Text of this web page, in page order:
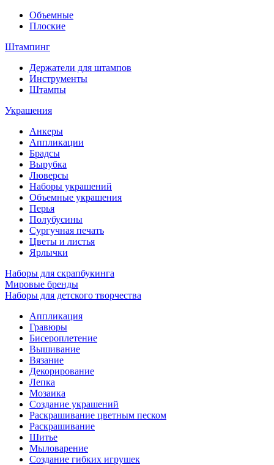
Объемные
Плоские
Штампинг
Держатели для штампов
Инструменты
Штампы
Украшения
Анкеры
Аппликации
Брадсы
Вырубка
Люверсы
Наборы украшений
Объемные украшения
Перья
Полубусины
Сургучная печать
Цветы и листья
Ярлычки
Наборы для скрапбукинга
Мировые бренды
Наборы для детского творчества
Аппликация
Гравюры
Бисероплетение
Вышивание
Вязание
Декорирование
Лепка
Мозаика
Создание украшений
Раскрашивание цветным песком
Раскрашивание
Шитье
Мыловарение
Создание гибких игрушек